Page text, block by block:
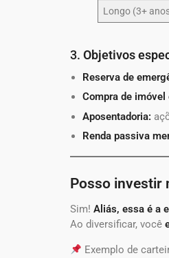
Longo (3+
3. Objetivos
Reserva de
Compra de imóvel
Aposentadoria:
Renda passiva
Posso investir
Sim! Aliás, essa é a
Ao diversificar, você
Exemplo de